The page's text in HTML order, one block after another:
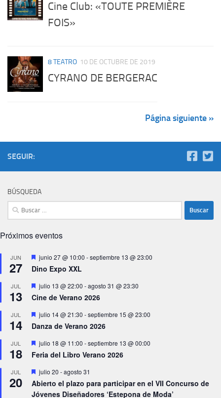
Cine Club: «TOUTE PREMIÈRE
FOIS»
8 TEATRO 10 DE OCTUBRE DE 2019
CYRANO DE BERGERAC
Página siguiente »
SEGUIR:
BÚSQUEDA
Buscar:
Próximos eventos
JUN
27
Destacado
junio 27 @ 10:00 -septiembre 13 @ 23:00
Dino Expo XXL
JUL
13
Destacado
julio 13 @ 22:00 -agosto 31 @ 23:30
Cine de Verano 2026
JUL
14
Destacado
julio 14 @ 21:30 -septiembre 15 @ 23:00
Danza de Verano 2026
JUL
18
Destacado
julio 18 @ 11:00 -septiembre 13 @ 00:00
Feria del Libro Verano 2026
JUL
20
Destacado
julio 20 -agosto 31
Abierto el plazo para participar en el VII Concurso de
Jóvenes Diseñadores ‘Estepona de Moda’